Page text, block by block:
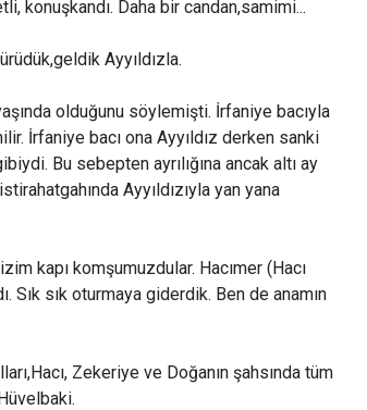
konuşkandı. Daha bir candan,samimi...
Ayyıldızla.
olduğunu söylemişti. İrfaniye bacıyla
İrfaniye bacı ona Ayyıldız derken sanki
Bu sebepten ayrılığına ancak altı ay
Ayyıldızıyla yan yana
kapı komşumuzdular. Hacımer (Hacı
Sık sık oturmaya giderdik. Ben de anamın
Zekeriye ve Doğanın şahsında tüm